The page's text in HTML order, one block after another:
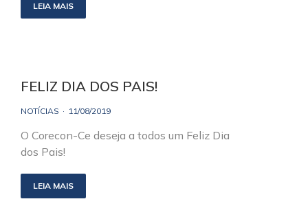
LEIA MAIS
FELIZ DIA DOS PAIS!
NOTÍCIAS 11/08/2019
O Corecon-Ce deseja a todos um Feliz Dia
dos Pais!
LEIA MAIS